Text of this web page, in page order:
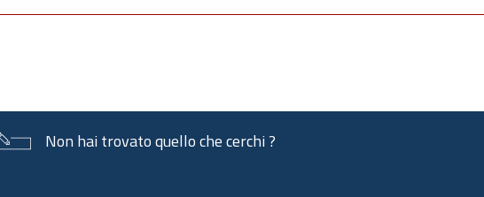
Non hai trovato quello che cerchi ?